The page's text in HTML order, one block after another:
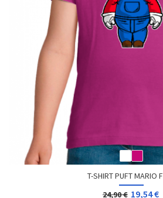
T-SHIRT PUFT MARIO
24,90 € 19,54 €